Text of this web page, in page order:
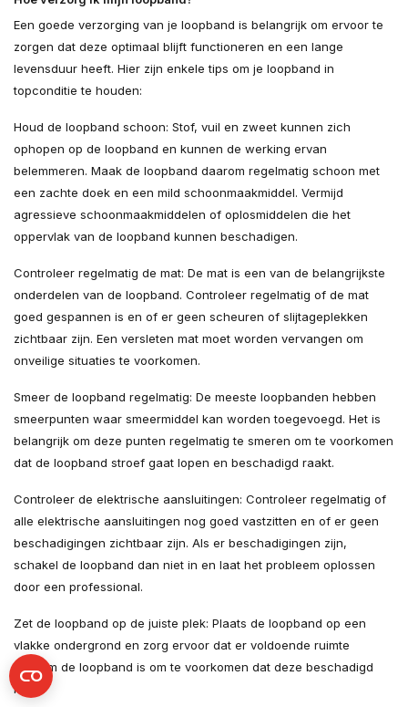
Een goede verzorging van je loopband is belangrijk om ervoor te
zorgen dat deze optimaal blijft functioneren en een lange
levensduur heeft. Hier zijn enkele tips om je loopband in
topconditie te houden:
Houd de loopband schoon: Stof, vuil en zweet kunnen zich
ophopen op de loopband en kunnen de werking ervan
belemmeren. Maak de loopband daarom regelmatig schoon met
een zachte doek en een mild schoonmaakmiddel. Vermijd
agressieve schoonmaakmiddelen of oplosmiddelen die het
oppervlak van de loopband kunnen beschadigen.
Controleer regelmatig de mat: De mat is een van de belangrijkste
onderdelen van de loopband. Controleer regelmatig of de mat
goed gespannen is en of er geen scheuren of slijtageplekken
zichtbaar zijn. Een versleten mat moet worden vervangen om
onveilige situaties te voorkomen.
Smeer de loopband regelmatig: De meeste loopbanden hebben
smeerpunten waar smeermiddel kan worden toegevoegd. Het is
belangrijk om deze punten regelmatig te smeren om te voorkomen
dat de loopband stroef gaat lopen en beschadigd raakt.
Controleer de elektrische aansluitingen: Controleer regelmatig of
alle elektrische aansluitingen nog goed vastzitten en of er geen
beschadigingen zichtbaar zijn. Als er beschadigingen zijn,
schakel de loopband dan niet in en laat het probleem oplossen
door een professional.
Zet de loopband op de juiste plek: Plaats de loopband op een
vlakke ondergrond en zorg ervoor dat er voldoende ruimte
rondom de loopband is om te voorkomen dat deze beschadigd
raakt.